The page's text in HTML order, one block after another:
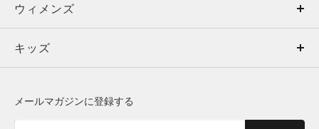
ウィメンズ
キッズ
トップス
ボトムス
ウィメンズ
トップス
キッズ
メールマガジンに登録する